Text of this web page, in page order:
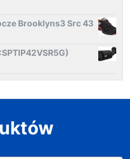
Brooklyns3 Src 43